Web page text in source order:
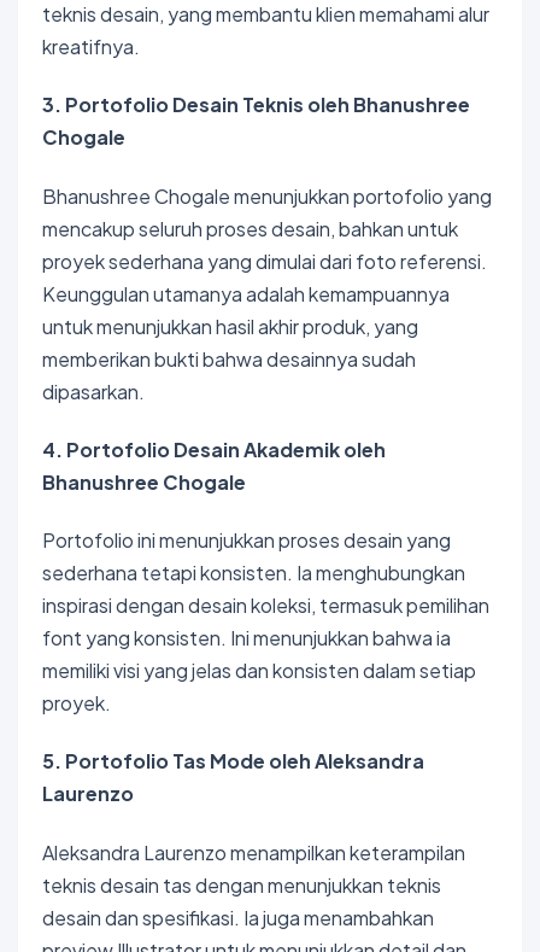
teknis desain, yang membantu klien memahami alur
kreatifnya.
3. Portofolio Desain Teknis oleh Bhanushree
Chogale
Bhanushree Chogale menunjukkan portofolio yang
mencakup seluruh proses desain, bahkan untuk
proyek sederhana yang dimulai dari foto referensi.
Keunggulan utamanya adalah kemampuannya
untuk menunjukkan hasil akhir produk, yang
memberikan bukti bahwa desainnya sudah
dipasarkan.
4. Portofolio Desain Akademik oleh
Bhanushree Chogale
Portofolio ini menunjukkan proses desain yang
sederhana tetapi konsisten. Ia menghubungkan
inspirasi dengan desain koleksi, termasuk pemilihan
font yang konsisten. Ini menunjukkan bahwa ia
memiliki visi yang jelas dan konsisten dalam setiap
proyek.
5. Portofolio Tas Mode oleh Aleksandra
Laurenzo
Aleksandra Laurenzo menampilkan keterampilan
teknis desain tas dengan menunjukkan teknis
desain dan spesifikasi. Ia juga menambahkan